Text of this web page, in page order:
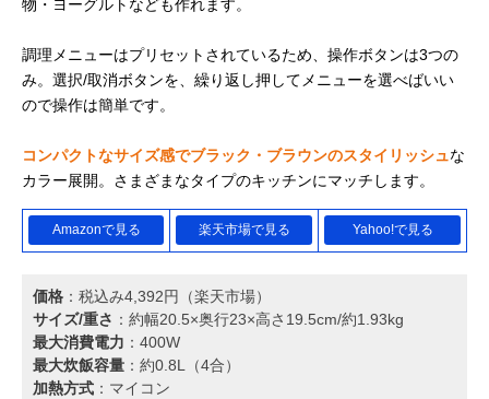
物・ヨーグルトなども作れます。
調理メニューはプリセットされているため、操作ボタンは3つの
み。選択/取消ボタンを、繰り返し押してメニューを選べばいい
ので操作は簡単です。
コンパクトなサイズ感でブラック・ブラウンのスタイリッシュな
カラー展開。さまざまなタイプのキッチンにマッチします。
Amazonで見る 楽天市場で見る Yahoo!で見る
価格 ：税込み4,392円（楽天市場）
サイズ/重さ ：約幅20.5×奥行23×高さ19.5cm/約1.93kg
最大消費電力 ：400W
最大炊飯容量 ：約0.8L（4合）
加熱方式 ：マイコン